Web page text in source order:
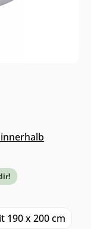
190 x 200 cm